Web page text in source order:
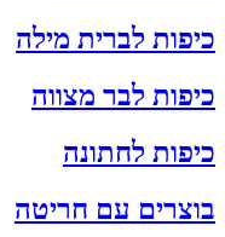
כיפות לברית מילה
כיפות לבר מצווה
כיפות לחתונה
בוצרים עם חריטה